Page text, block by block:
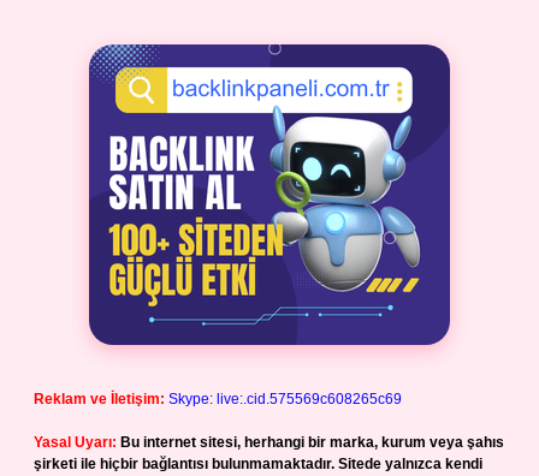
Reklam ve İletişim: Skype: live:.cid.575569c608265c69
Yasal Uyarı: Bu internet sitesi, herhangi bir marka, kurum veya şahıs
şirketi ile hiçbir bağlantısı bulunmamaktadır. Sitede yalnızca kendi